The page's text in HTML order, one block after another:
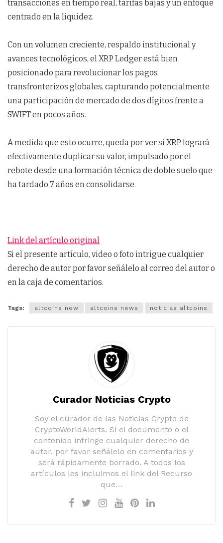
transacciones en tiempo real, tarifas bajas y un enfoque
centrado en la liquidez.
Con un volumen creciente, respaldo institucional y
avances tecnológicos, el XRP Ledger está bien
posicionado para revolucionar los pagos
transfronterizos globales, capturando potencialmente
una participación de mercado de dos dígitos frente a
SWIFT en pocos años.
A medida que esto ocurre, queda por ver si XRP logrará
efectivamente duplicar su valor, impulsado por el
rebote desde una formación técnica de doble suelo que
ha tardado 7 años en consolidarse.
Link del artículo original
Si el presente artículo, video o foto intrigue cualquier
derecho de autor por favor señálelo al correo del autor o
en la caja de comentarios.
Tags: altcoins new altcoins news noticias altcoins
Curador Noticias Crypto
Soy el curador de las Noticias Crypto de
CryptoWorldAlerts. Si el documento o el
contenido infringe cualquier derecho de
autor, por favor señálelo en comentarios y
será rápidamente borrado. A todos los
artículos les incluimos el link del Recurso
que…